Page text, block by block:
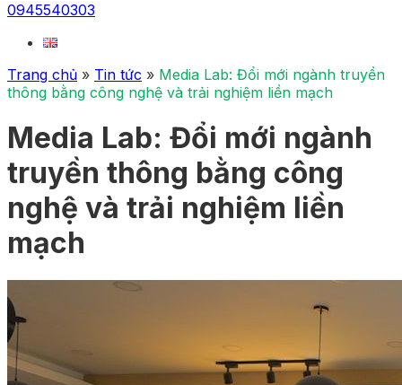
0945540303
Trang chủ » Tin tức » Media Lab: Đổi mới ngành truyền
thông bằng công nghệ và trải nghiệm liền mạch
Media Lab: Đổi mới ngành
truyền thông bằng công
nghệ và trải nghiệm liền
mạch